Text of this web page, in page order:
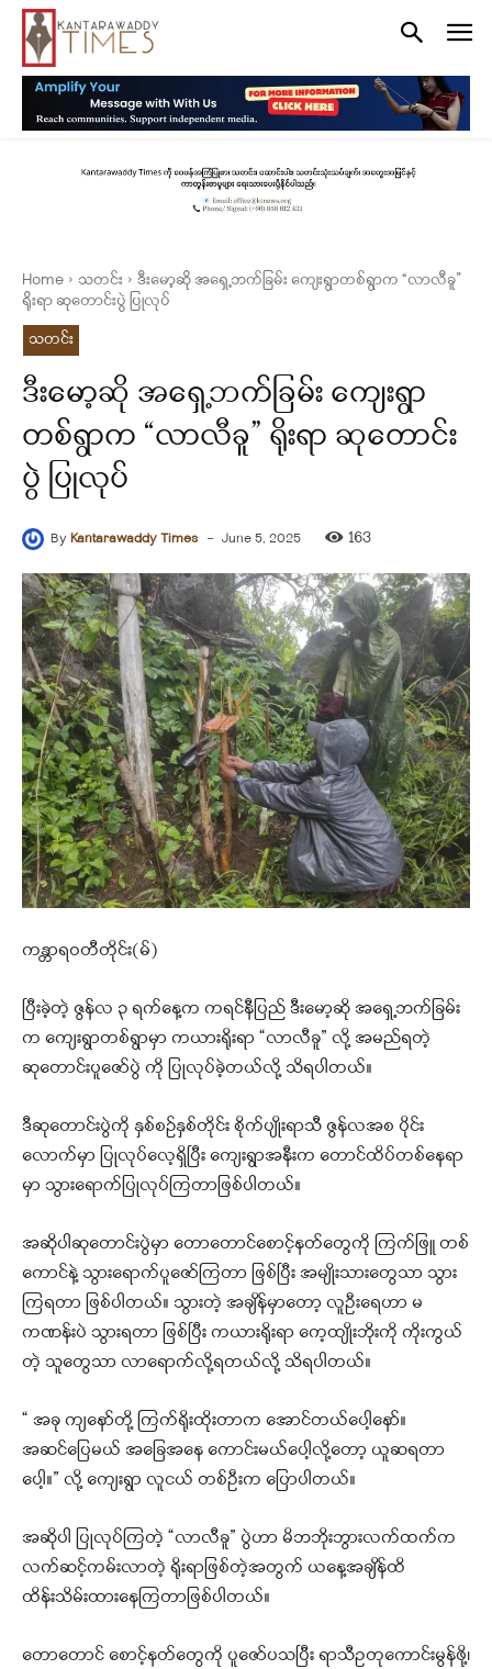
Home သတင်း
ဒီးမော့ဆို အရှေ့ဘက်ခြမ်း ကျေးရွာတစ်ရွာက “လာလီခူ”
ရိုးရာ ဆုတောင်းပွဲ ပြုလုပ်
သတင်း
ဒီးမော့ဆို အရှေ့ဘက်ခြမ်း ကျေးရွာ
တစ်ရွာက “လာလီခူ” ရိုးရာ ဆုတောင်း
ပွဲ ပြုလုပ်
ByKantarawaddy Times - June 5, 2025 163
ကန္တာရဝတီတိုင်း(မ်)
ပြီးခဲ့တဲ့ ဇွန်လ ၃ ရက်နေ့က ကရင်နီပြည် ဒီးမော့ဆို အရှေ့ဘက်ခြမ်း
က ကျေးရွာတစ်ရွာမှာ ကယားရိုးရာ “လာလီခူ” လို့ အမည်ရတဲ့
ဆုတောင်းပူဇော်ပွဲ ကို ပြုလုပ်ခဲ့တယ်လို့ သိရပါတယ်။
ဒီဆုတောင်းပွဲကို နှစ်စဉ်နှစ်တိုင်း စိုက်ပျိုးရာသီ ဇွန်လအစ ပိုင်း
လောက်မှာ ပြုလုပ်လေ့ရှိပြီး ကျေးရွာအနီးက တောင်ထိပ်တစ်နေရာ
မှာ သွားရောက်ပြုလုပ်ကြတာဖြစ်ပါတယ်။
အဆိုပါဆုတောင်းပွဲမှာ တောတောင်စောင့်နတ်တွေကို ကြက်ဖြူ တစ်
ကောင်နဲ့ သွားရောက်ပူဇော်ကြတာ ဖြစ်ပြီး အမျိုးသားတွေသာ သွား
ကြရတာ ဖြစ်ပါတယ်။ သွားတဲ့ အချိန်မှာတော့ လူဦးရေဟာ မ
ကဏန်းပဲ သွားရတာ ဖြစ်ပြီး ကယားရိုးရာ ကေ့ထျိုးဘိုးကို ကိုးကွယ်
တဲ့ သူတွေသာ လာရောက်လို့ရတယ်လို့ သိရပါတယ်။
“ အခု ကျနော်တို့ ကြက်ရိုးထိုးတာက အောင်တယ်ပေါ့နော်။
အဆင်ပြေမယ် အခြေအနေ ကောင်းမယ်ပေါ့လို့တော့ ယူဆရတာ
ပေါ့။” လို့ ကျေးရွာ လူငယ် တစ်ဦးက ပြောပါတယ်။
အဆိုပါ ပြုလုပ်ကြတဲ့ “လာလီခူ” ပွဲဟာ မိဘဘိုးဘွားလက်ထက်က
လက်ဆင့်ကမ်းလာတဲ့ ရိုးရာဖြစ်တဲ့အတွက် ယနေ့အချိန်ထိ
ထိန်းသိမ်းထားနေကြတာဖြစ်ပါတယ်။
တောတောင် စောင့်နတ်တွေကို ပူဇော်ပသပြီး ရာသီဥတုကောင်းမွန်ဖို့၊